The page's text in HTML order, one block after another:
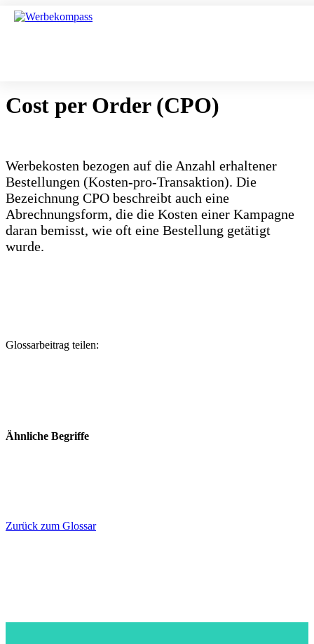
Cost per Order (CPO)
Werbekosten bezogen auf die Anzahl erhaltener
Bestellungen (Kosten-pro-Transaktion). Die
Bezeichnung CPO beschreibt auch eine
Abrechnungsform, die die Kosten einer Kampagne
daran bemisst, wie oft eine Bestellung getätigt
wurde.
Glossarbeitrag teilen:
Ähnliche Begriffe
Zurück zum Glossar